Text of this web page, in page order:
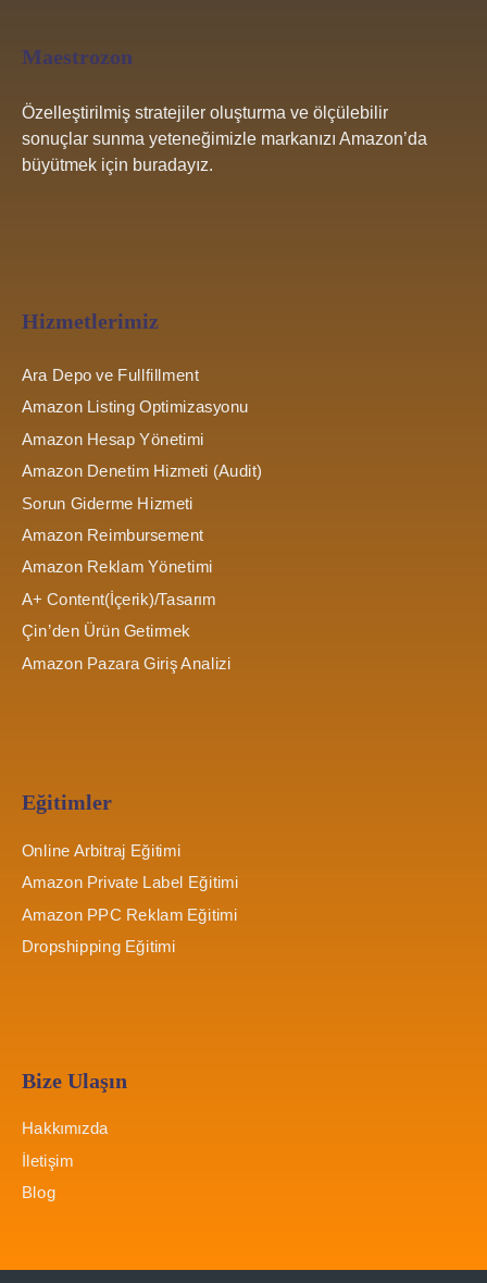
Maestrozon
Özelleştirilmiş stratejiler oluşturma ve ölçülebilir
sonuçlar sunma yeteneğimizle markanızı Amazon’da
büyütmek için buradayız.
Hizmetlerimiz
Ara Depo ve Fullfillment
Amazon Listing Optimizasyonu
Amazon Hesap Yönetimi
Amazon Denetim Hizmeti (Audit)
Sorun Giderme Hizmeti
Amazon Reimbursement
Amazon Reklam Yönetimi
A+ Content(İçerik)/Tasarım
Çin’den Ürün Getirmek
Amazon Pazara Giriş Analizi
Eğitimler
Online Arbitraj Eğitimi
Amazon Private Label Eğitimi
Amazon PPC Reklam Eğitimi
Dropshipping Eğitimi
Bize Ulaşın
Hakkımızda
İletişim
Blog